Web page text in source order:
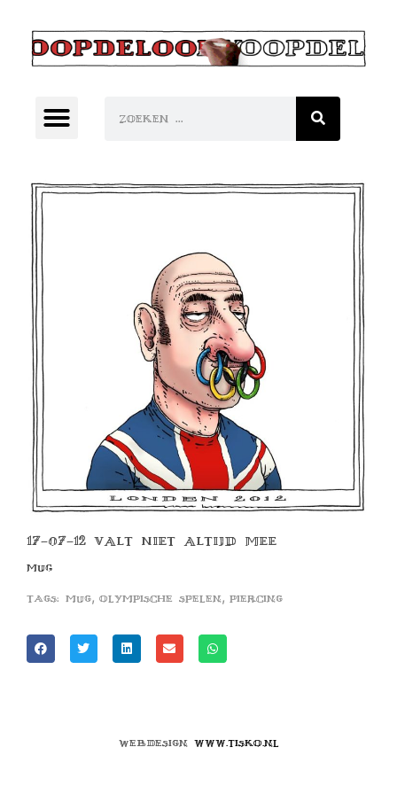
17-07-12 VALT NIET ALTIJD MEE
MUG
Tags: mug, olympische spelen, piercing
Webdesign www.tisko.nl